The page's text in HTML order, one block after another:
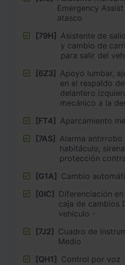
Emergency
atasco
[79H] Asistente de
y cambio de
para salir del
[6Z3] Apoyo lumbar,
en el respaldo
delantero
mecánico a la
[FT4] Aparcamiento
[7AS] Alarma
habitáculo,
protección
[G1A] Cambio
[0IC] Diferenciación
caja de cambios
vehículo -
[7J2] Cuadro de
Medio
[QH1] Control por voz